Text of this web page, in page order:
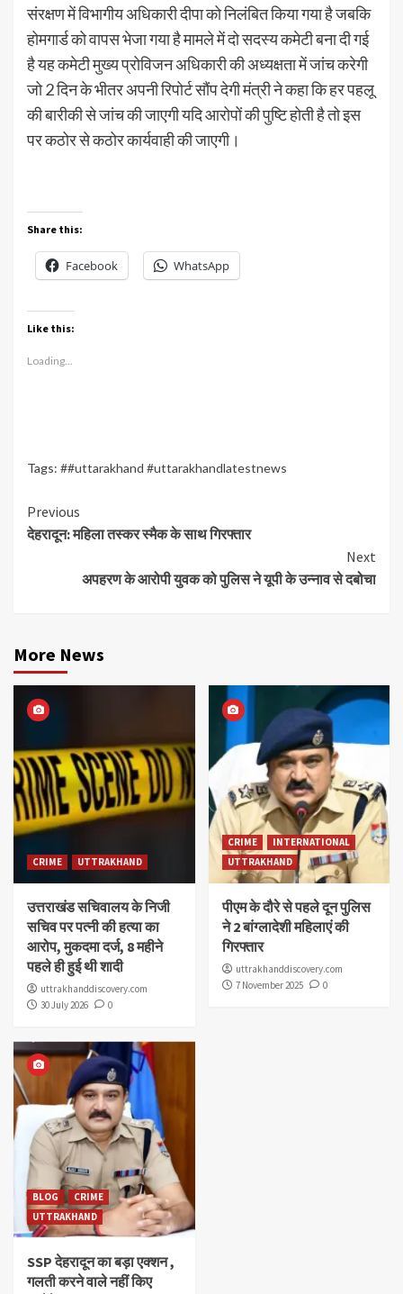
संरक्षण में विभागीय अधिकारी दीपा को निलंबित किया गया है जबकि
होमगार्ड को वापस भेजा गया है मामले में दो सदस्य कमेटी बना दी गई
है यह कमेटी मुख्य प्रोविजन अधिकारी की अध्यक्षता में जांच करेगी
जो 2 दिन के भीतर अपनी रिपोर्ट सौंप देगी मंत्री ने कहा कि हर पहलू
की बारीकी से जांच की जाएगी यदि आरोपों की पुष्टि होती है तो इस
पर कठोर से कठोर कार्यवाही की जाएगी।
Share this:
Facebook WhatsApp
Like this:
Loading...
Tags: ##uttarakhand #uttarakhandlatestnews
Continue
Reading
Previous
देहरादून: महिला तस्कर स्मैक के साथ गिरफ्तार
Next
अपहरण के आरोपी युवक को पुलिस ने यूपी के उन्नाव से दबोचा
More News
CRIME UTTRAKHAND
उत्तराखंड सचिवालय के निजी
सचिव पर पत्नी की हत्या का
आरोप, मुकदमा दर्ज, 8 महीने
पहले ही हुई थी शादी
uttrakhanddiscovery.com
30 July 2026
0
CRIME
INTERNATIONAL
UTTRAKHAND
पीएम के दौरे से पहले दून पुलिस
ने 2 बांग्लादेशी महिलाएं की
गिरफ्तार
uttrakhanddiscovery.com
7 November 2025
0
BLOG
CRIME
UTTRAKHAND
SSP देहरादून का बड़ा एक्शन ,
गलती करने वाले नहीं किए